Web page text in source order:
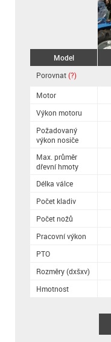
Model
Porovnat(?)
Motor
Výkon motoru
Požadovaný
výkon nosiče
Max. průměr
dřevní hmoty
Délka válce
Počet kladiv
Počet nožů
Pracovní výkon
PTO
Rozměry (dxšxv)
Hmotnost